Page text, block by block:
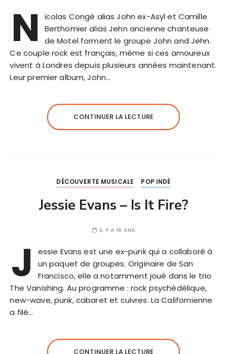
N
i­co­las Congé alias John ex-Asyl et Ca­mille
Ber­tho­mier alias Jehn ancienne chan­teuse
de Motel forment le groupe John and Jehn.
Ce couple rock est français, même si ces amoureux
vivent à Londres depuis plusieurs années maintenant.
Leur premier album, John…
CONTINUER LA LECTURE
DÉCOUVERTE MUSICALE POP INDÉ
Jessie Evans – Is It Fire?
IL Y A 16 ANS
J
essie Evans est une ex-punk qui a collaboré à
un paquet de groupes. Originaire de San
Francisco, elle a notamment joué dans le trio
The Vanishing. Au programme : rock psychédélique,
new-wave, punk, cabaret et cuivres. La Californienne
a filé…
CONTINUER LA LECTURE